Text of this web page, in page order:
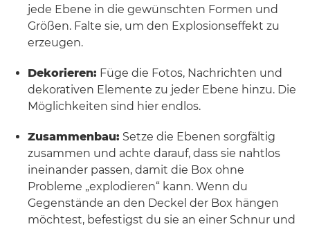
jede Ebene in die gewünschten Formen und
Größen. Falte sie, um den Explosionseffekt zu
erzeugen.
Dekorieren: Füge die Fotos, Nachrichten und
dekorativen Elemente zu jeder Ebene hinzu. Die
Möglichkeiten sind hier endlos.
Zusammenbau: Setze die Ebenen sorgfältig
zusammen und achte darauf, dass sie nahtlos
ineinander passen, damit die Box ohne
Probleme „explodieren“ kann. Wenn du
Gegenstände an den Deckel der Box hängen
möchtest, befestigst du sie an einer Schnur und